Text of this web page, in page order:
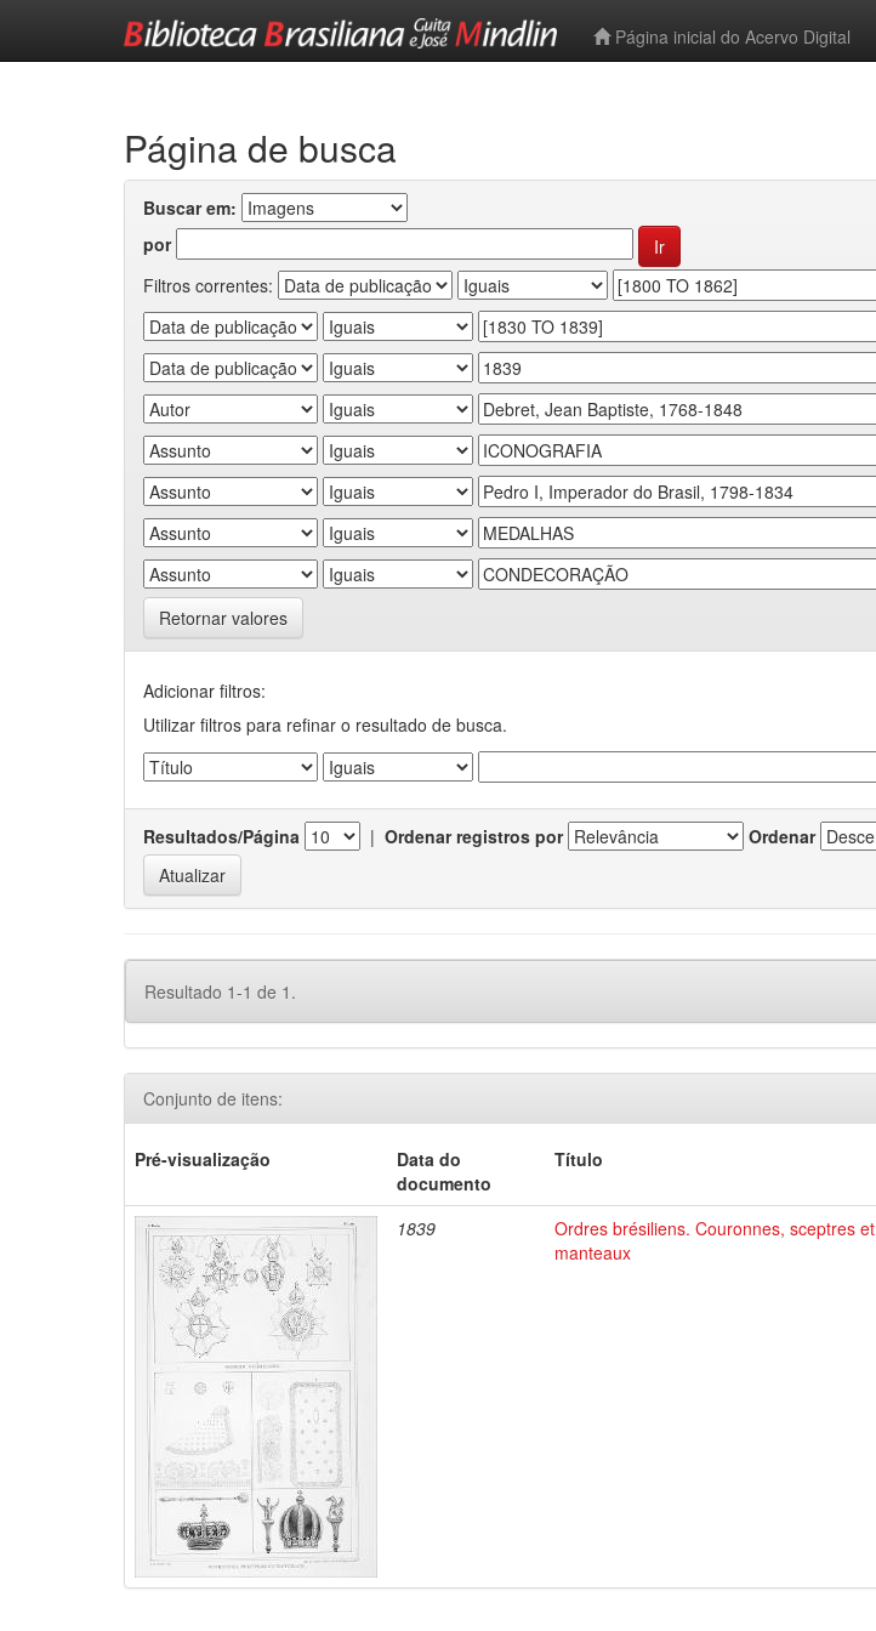
Página inicial do Acervo Digital
Página de busca
Buscar em:
por
Filtros correntes:
Retornar valores
Adicionar filtros:
Utilizar filtros para refinar o resultado de busca.
Resultados/Página | Ordenar registros por Ordenar
Resultado 1-1 de 1.
Conjunto de itens:
Pré-visualização
Data do
documento
Título
1839
Ordres brésiliens. Couronnes, sceptres et
manteaux